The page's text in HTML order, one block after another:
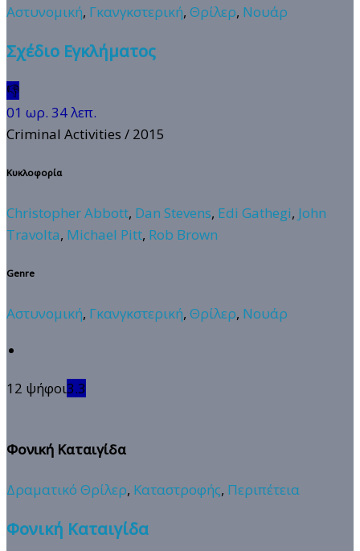
Αστυνομική, Γκανγκστερική, Θρίλερ, Νουάρ
Σχέδιο Εγκλήματος
👎
01 ωρ. 34 λεπ.
Criminal Activities / 2015
Κυκλοφορία
Christopher Abbott, Dan Stevens, Edi Gathegi, John
Travolta, Michael Pitt, Rob Brown
Genre
Αστυνομική, Γκανγκστερική, Θρίλερ, Νουάρ
12 ψήφοι3.3
Φονική Καταιγίδα
Δραματικό Θρίλερ, Καταστροφής, Περιπέτεια
Φονική Καταιγίδα